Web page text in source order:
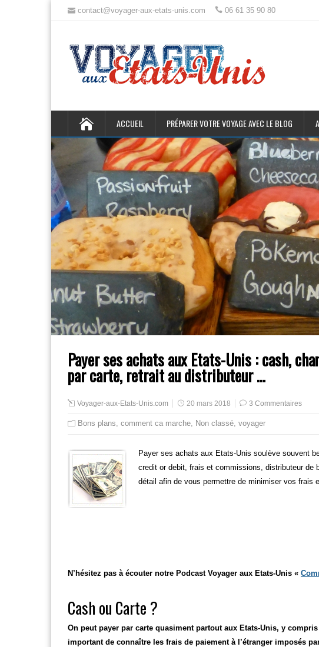
contact@voyager-aux-etats-unis.com 06 61 35 90 80
ACCUEIL PRÉPARER VOTRE VOYAGE AVEC LE BLOG
Payer ses achats aux Etats-Unis : cash,
par carte, retrait au distributeur …
Voyager-aux-Etats-Unis.com 20 mars 2018 3 Commentaires
Bons plans, comment ca marche, Non classé, voyager
Payer ses achats aux Etats-Unis soulève souvent
credit or debit, frais et commissions, distributeur
détail afin de vous permettre de minimiser vos frais
N’hésitez pas à écouter notre Podcast Voyager aux Etats-Unis «
Cash ou Carte ?
On peut payer par carte quasiment partout aux Etats-Unis, y
important de connaître les frais de paiement à l’étranger imposés